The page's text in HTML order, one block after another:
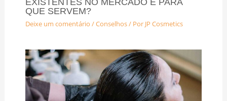
QUE SERVEM?
Deixe um comentário /Conselhos/ Por JP Cosmetics